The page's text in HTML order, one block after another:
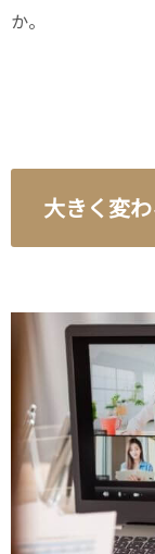
か。
大きく変